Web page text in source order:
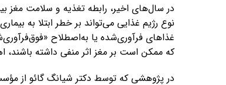
در سال‌های اخیر، رابطه تغذیه و سلامت مغز
نوع رژیم غذایی می‌تواند بر خطر ابتلا به
غذاهای فرآوری‌شده یا به‌اصطلاح
که ممکن است بر مغز اثر منفی داشته باشند،
در پژوهشی که توسط دکتر شیانگ گائو از